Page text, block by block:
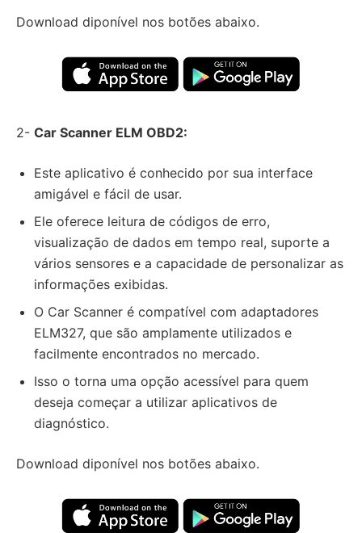
Download diponível nos botões abaixo.
2- Car Scanner ELM OBD2:
Este aplicativo é conhecido por sua interface
amigável e fácil de usar.
Ele oferece leitura de códigos de erro,
visualização de dados em tempo real, suporte a
vários sensores e a capacidade de personalizar as
informações exibidas.
O Car Scanner é compatível com adaptadores
ELM327, que são amplamente utilizados e
facilmente encontrados no mercado.
Isso o torna uma opção acessível para quem
deseja começar a utilizar aplicativos de
diagnóstico.
Download diponível nos botões abaixo.